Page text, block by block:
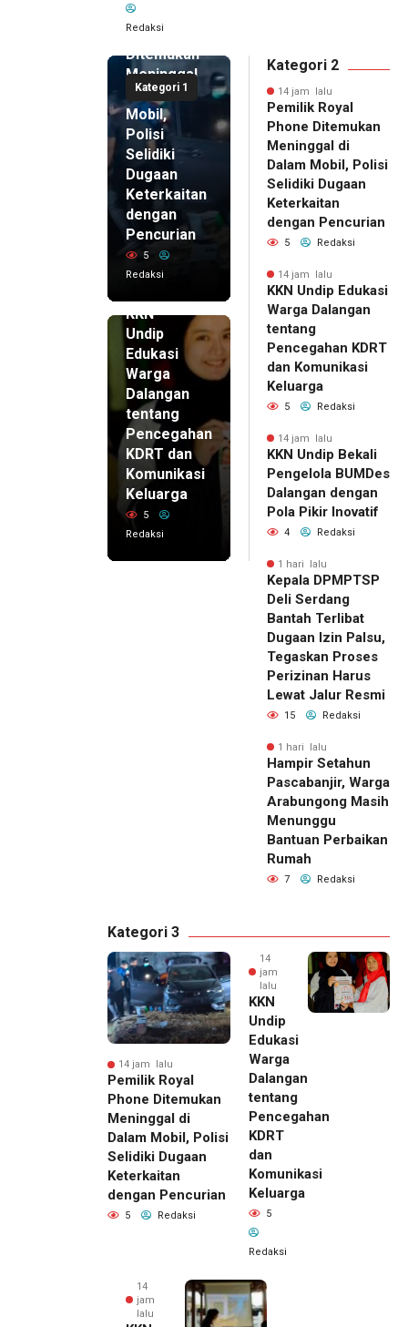
Redaksi
Kategori 1
Royal
Phone
Ditemukan
Meninggal
di Dalam
Mobil,
Polisi
Selidiki
Dugaan
Keterkaitan
dengan
Pencurian
5
Redaksi
KKN
Undip
Edukasi
Warga
Dalangan
tentang
Pencegahan
KDRT dan
Komunikasi
Keluarga
5
Redaksi
Kategori 2
14 jam lalu
Pemilik Royal
Phone Ditemukan
Meninggal di
Dalam Mobil, Polisi
Selidiki Dugaan
Keterkaitan
dengan Pencurian
5 Redaksi
14 jam lalu
KKN Undip Edukasi
Warga Dalangan
tentang
Pencegahan KDRT
dan Komunikasi
Keluarga
5 Redaksi
14 jam lalu
KKN Undip Bekali
Pengelola BUMDes
Dalangan dengan
Pola Pikir Inovatif
4 Redaksi
1 hari lalu
Kepala DPMPTSP
Deli Serdang
Bantah Terlibat
Dugaan Izin Palsu,
Tegaskan Proses
Perizinan Harus
Lewat Jalur Resmi
15 Redaksi
1 hari lalu
Hampir Setahun
Pascabanjir, Warga
Arabungong Masih
Menunggu
Bantuan Perbaikan
Rumah
7 Redaksi
Kategori 3
14 jam lalu
Pemilik Royal
Phone Ditemukan
Meninggal di
Dalam Mobil, Polisi
Selidiki Dugaan
Keterkaitan
dengan Pencurian
5 Redaksi
14
jam
lalu
KKN
Undip
Edukasi
Warga
Dalangan
tentang
Pencegahan
KDRT
dan
Komunikasi
Keluarga
5
Redaksi
14
jam
lalu